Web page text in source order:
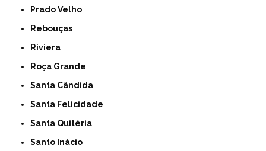
Prado Velho
Rebouças
Riviera
Roça Grande
Santa Cândida
Santa Felicidade
Santa Quitéria
Santo Inácio